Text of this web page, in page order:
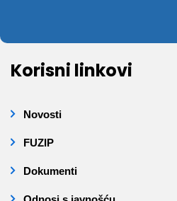
Korisni linkovi
Novosti
FUZIP
Dokumenti